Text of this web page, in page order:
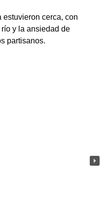
estuvieron cerca, con
y la ansiedad de
partisanos.